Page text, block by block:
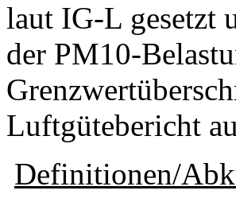
laut IG-L gesetzt
der PM10-
Luftgütebericht
Definitionen/